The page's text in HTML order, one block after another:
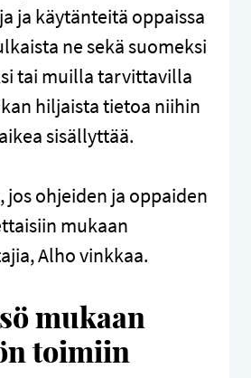
ja käytänteitä oppaissa
ne sekä suomeksi
tai muilla tarvittavilla
hiljaista tietoa niihin
sisällyttää.
jos ohjeiden ja oppaiden
mukaan
Alho vinkkaa.
mukaan
toimiin